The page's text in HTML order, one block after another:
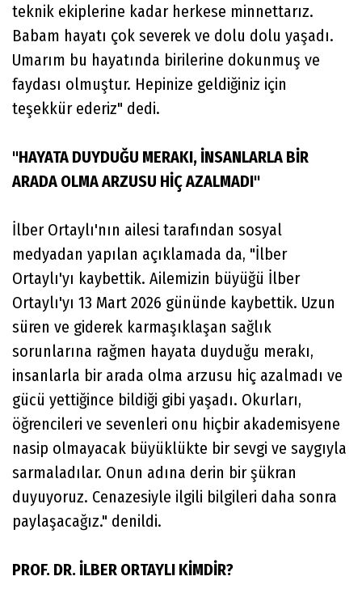
teknik ekiplerine kadar herkese minnettarız.
Babam hayatı çok severek ve dolu dolu yaşadı.
Umarım bu hayatında birilerine dokunmuş ve
faydası olmuştur. Hepinize geldiğiniz için
teşekkür ederiz" dedi.
"HAYATA DUYDUĞU MERAKI, İNSANLARLA BİR
ARADA OLMA ARZUSU HİÇ AZALMADI"
İlber Ortaylı'nın ailesi tarafından sosyal
medyadan yapılan açıklamada da, "İlber
Ortaylı'yı kaybettik. Ailemizin büyüğü İlber
Ortaylı'yı 13 Mart 2026 gününde kaybettik. Uzun
süren ve giderek karmaşıklaşan sağlık
sorunlarına rağmen hayata duyduğu merakı,
insanlarla bir arada olma arzusu hiç azalmadı ve
gücü yettiğince bildiği gibi yaşadı. Okurları,
öğrencileri ve sevenleri onu hiçbir akademisyene
nasip olmayacak büyüklükte bir sevgi ve saygıyla
sarmaladılar. Onun adına derin bir şükran
duyuyoruz. Cenazesiyle ilgili bilgileri daha sonra
paylaşacağız." denildi.
PROF. DR. İLBER ORTAYLI KİMDİR?